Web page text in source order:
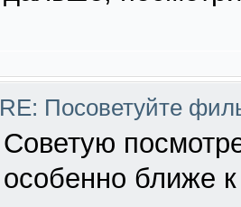
RE: Посоветуйте
Советую
особенно ближе